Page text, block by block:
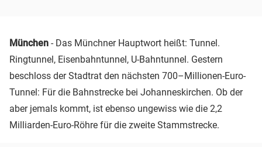
München - Das Münchner Hauptwort heißt: Tunnel.
Ringtunnel, Eisenbahntunnel, U-Bahntunnel. Gestern
beschloss der Stadtrat den nächsten 700–Millionen-Euro-
Tunnel: Für die Bahnstrecke bei Johanneskirchen. Ob der
aber jemals kommt, ist ebenso ungewiss wie die 2,2
Milliarden-Euro-Röhre für die zweite Stammstrecke.